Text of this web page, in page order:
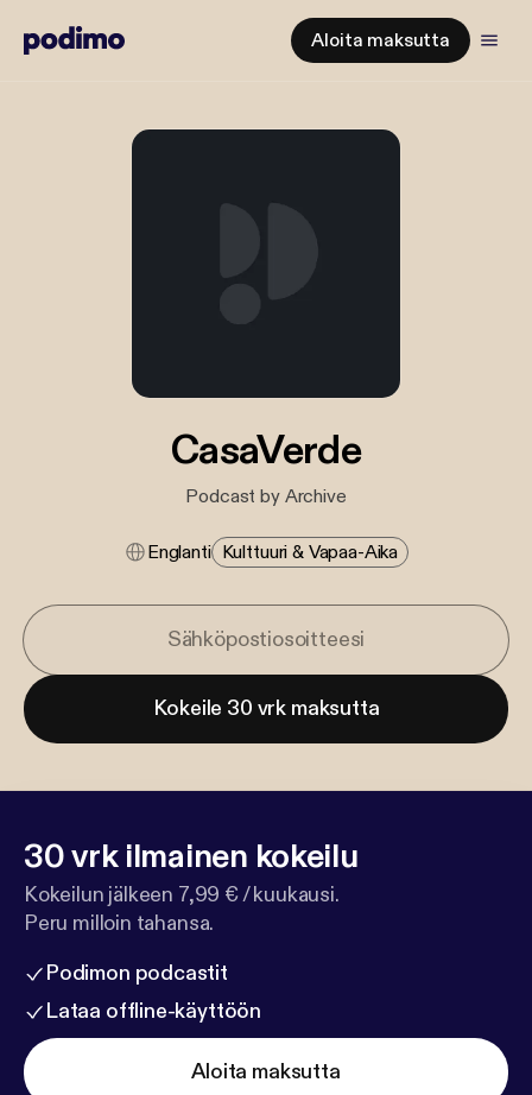
Aloita maksutta
CasaVerde
Podcast by Archive
Englanti Kulttuuri & Vapaa-Aika
Kokeile 30 vrk maksutta
30 vrk ilmainen kokeilu
Kokeilun jälkeen 7,99 € / kuukausi.
Peru milloin tahansa.
Podimon podcastit
Lataa offline-käyttöön
Aloita maksutta